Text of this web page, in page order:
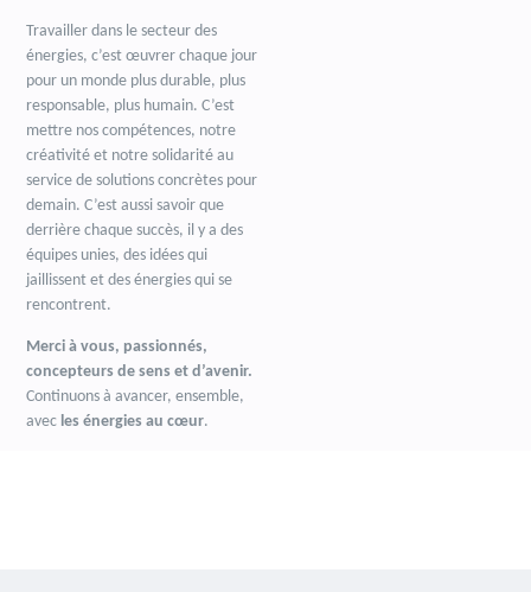
Travailler dans le secteur des
énergies, c’est œuvrer chaque jour
pour un monde plus durable, plus
responsable, plus humain. C’est
mettre nos compétences, notre
créativité et notre solidarité au
service de solutions concrètes pour
demain. C’est aussi savoir que
derrière chaque succès, il y a des
équipes unies, des idées qui
jaillissent et des énergies qui se
rencontrent.
Merci à vous, passionnés,
concepteurs de sens et d’avenir.
Continuons à avancer, ensemble,
avec les énergies au cœur.